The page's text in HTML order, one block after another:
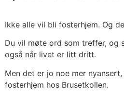
Ikke alle vil bli fosterhjem. Og
Du vil møte ord som treffer, og
også når livet er litt dritt.
Men det er jo noe mer
fosterhjem hos Brusetkollen.